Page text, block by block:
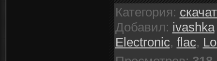
Категория:
Добавил: ivashka
Electronic, flac,